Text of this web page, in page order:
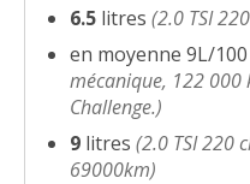
6.5 litres(2.0 TSI
en moyenne 9L/
mécanique, 122 000
Challenge.)
9 litres(2.0 TSI 220
69000km)